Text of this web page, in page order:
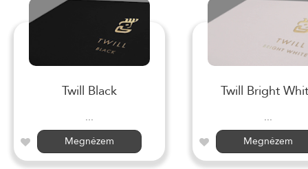
Twill Black
...
Megnézem
Twill Bright
...
Megnézem